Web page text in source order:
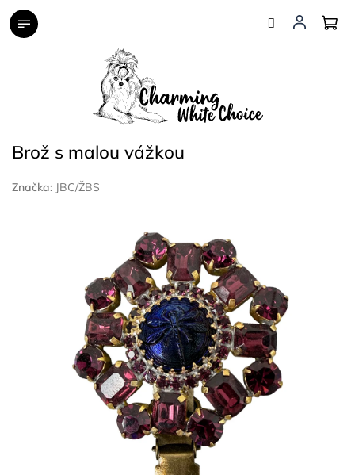
Přejít
na
Brož s malou vážkou
Značka: JBC/ŽBS